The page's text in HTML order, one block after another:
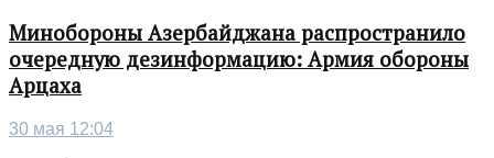
Минобороны Азербайджана распространило
очередную дезинформацию: Армия обороны
Арцаха
30 мая 12:04